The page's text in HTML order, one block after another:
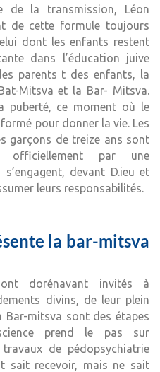
de la transmission, Léon
de cette formule toujours
dont les enfants restent
dans l’éducation juive
parents t des enfants, la
Mitsva et la Bar- Mitsva.
puberté, ce moment où le
pour donner la vie. Les
garçons de treize ans sont
officiellement par une
devant D.ieu et
leurs responsabilités.
la bar-mitsva
dorénavant invités à
divins, de leur plein
Bar-mitsva sont des étapes
prend le pas sur
travaux de pédopsychiatrie
sait recevoir, mais ne sait